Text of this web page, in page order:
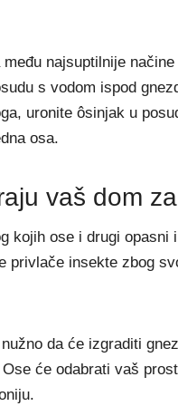
među najsuptilnije
s vodom ispod
uronite ôsinjak u
osa.
vaš dom
kojih ose i drugi
privlače insekte zbog
da će izgraditi
će odabrati vaš